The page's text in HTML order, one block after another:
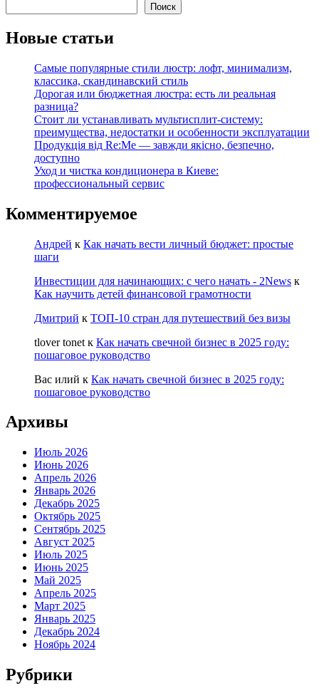
Поиск
Новые статьи
Самые популярные стили люстр: лофт, минимализм,
классика, скандинавский стиль
Дорогая или бюджетная люстра: есть ли реальная
разница?
Стоит ли устанавливать мультисплит-систему:
преимущества, недостатки и особенности эксплуатации
Продукція від Re:Me — завжди якісно, безпечно,
доступно
Уход и чистка кондиционера в Киеве:
профессиональный сервис
Комментируемое
Андрей к Как начать вести личный бюджет: простые
шаги
Инвестиции для начинающих: с чего начать - 2News к
Как научить детей финансовой грамотности
Дмитрий к ТОП-10 стран для путешествий без визы
tlover tonet к Как начать свечной бизнес в 2025 году:
пошаговое руководство
Вас илий к Как начать свечной бизнес в 2025 году:
пошаговое руководство
Архивы
Июль 2026
Июнь 2026
Апрель 2026
Январь 2026
Декабрь 2025
Октябрь 2025
Сентябрь 2025
Август 2025
Июль 2025
Июнь 2025
Май 2025
Апрель 2025
Март 2025
Январь 2025
Декабрь 2024
Ноябрь 2024
Рубрики